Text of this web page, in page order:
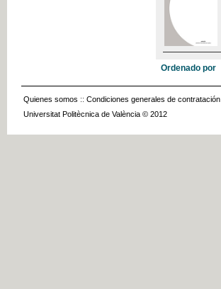
Ordenado por
Quienes somos :: Condiciones generales de contratación
Universitat Politècnica de València © 2012